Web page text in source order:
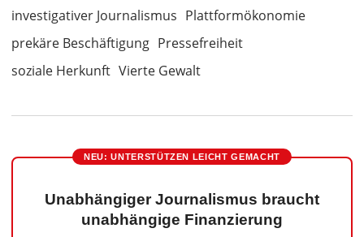
investigativer Journalismus Plattformökonomie
prekäre Beschäftigung Pressefreiheit
soziale Herkunft Vierte Gewalt
NEU: UNTERSTÜTZEN LEICHT GEMACHT
Unabhängiger Journalismus braucht
unabhängige Finanzierung